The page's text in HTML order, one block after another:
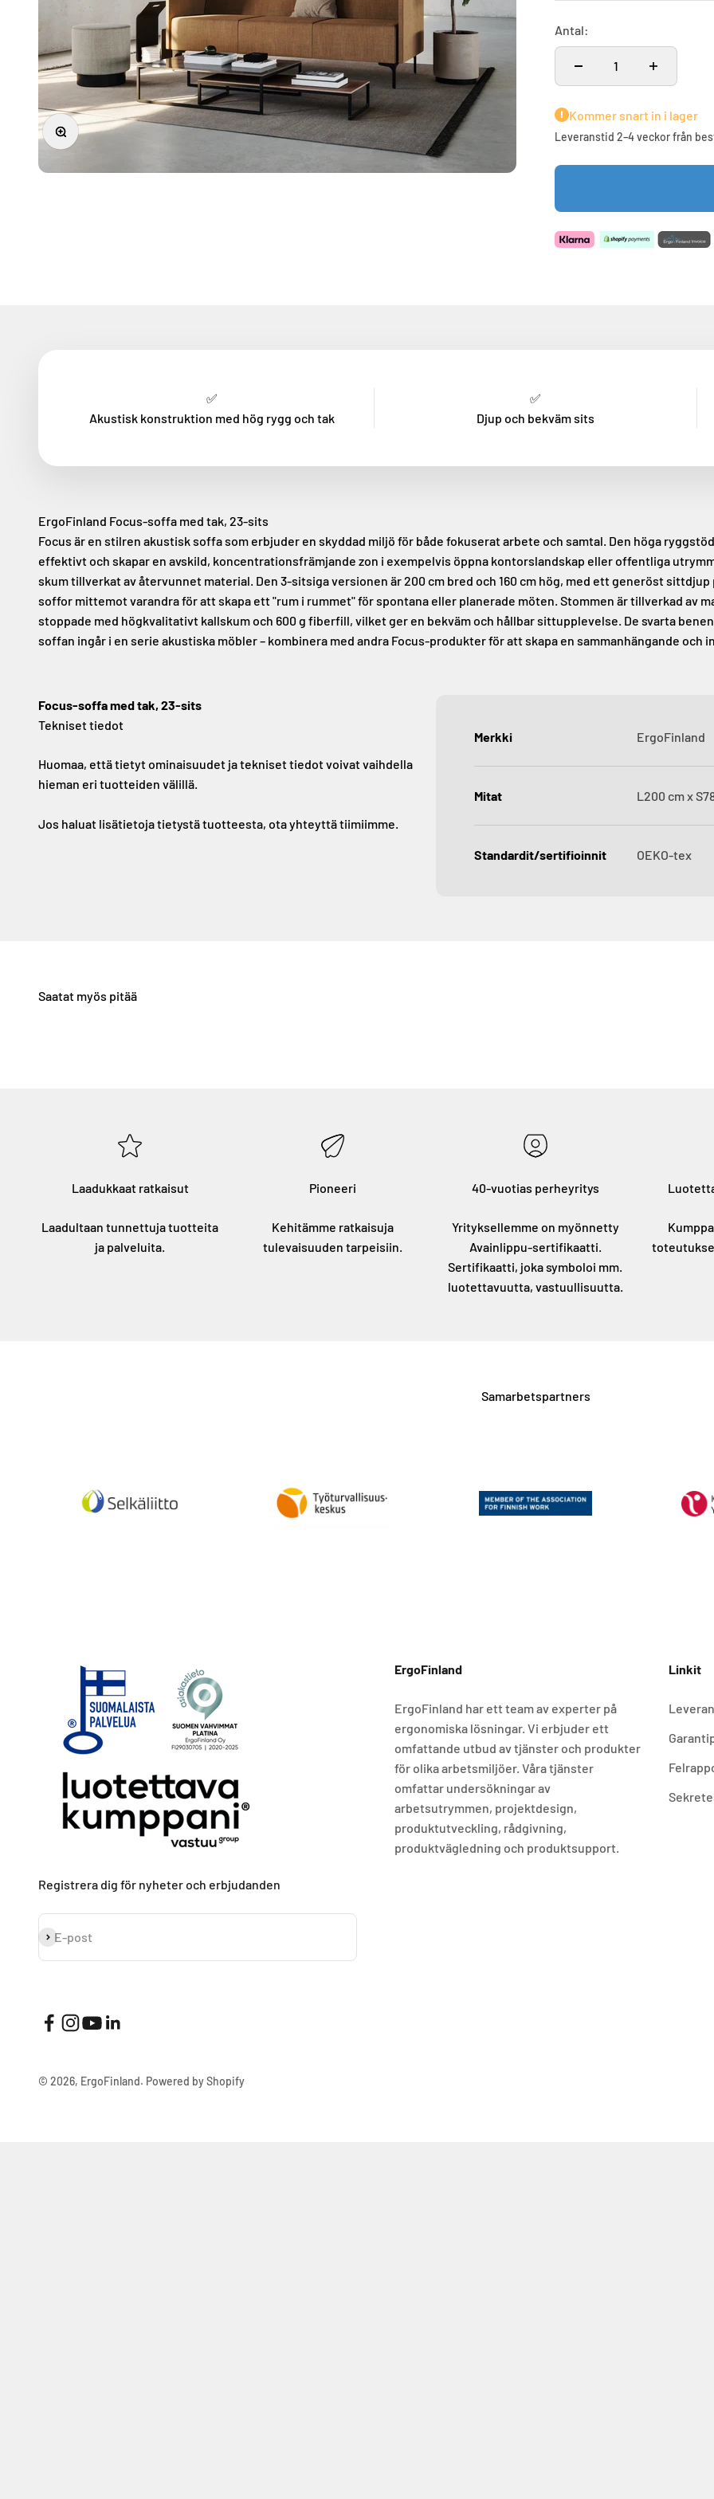
Zooma
Antal:
Kommer snart in i lager
Leveranstid 2–4 veckor från
✅
Akustisk konstruktion med hög rygg och tak
✅
Djup och bekväm sits
ErgoFinland Focus-soffa med tak, 23-sits
Focus är en stilren akustisk soffa som erbjuder en skyddad miljö för både fokuserat arbete och samtal. Den höga
effektivt och skapar en avskild, koncentrationsfrämjande zon i exempelvis öppna kontorslandskap eller offentliga
skum tillverkat av återvunnet material. Den 3-sitsiga versionen är 200 cm bred och 160 cm hög, med ett generöst
soffor mittemot varandra för att skapa ett "rum i rummet" för spontana eller planerade möten. Stommen är tillverkad av
stoppade med högkvalitativt kallskum och 600 g fiberfill, vilket ger en bekväm och hållbar sittupplevelse. De svarta
soffan ingår i en serie akustiska möbler – kombinera med andra Focus-produkter för att skapa en sammanhängande och
Focus-soffa med tak, 23-sits
Tekniset tiedot
Huomaa, että tietyt ominaisuudet ja tekniset tiedot voivat vaihdella
hieman eri tuotteiden välillä.
Jos haluat lisätietoja tietystä tuotteesta, ota yhteyttä tiimiimme.
Merkki ErgoFinland
Mitat L200 cm x
Standardit/sertifioinnit OEKO-tex
Laadukkaat ratkaisut
Laadultaan tunnettuja tuotteita
ja palveluita.
Pioneeri
Kehitämme ratkaisuja
tulevaisuuden tarpeisiin.
40-vuotias perheyritys
Yrityksellemme on myönnetty
Avainlippu-sertifikaatti.
Sertifikaatti, joka symboloi mm.
luotettavuutta, vastuullisuutta.
Samarbetspartners
Registrera dig för nyheter och erbjudanden
E-post
Prenumerera
ErgoFinland
ErgoFinland har ett team av experter på
ergonomiska lösningar. Vi erbjuder ett
omfattande utbud av tjänster och produkter
för olika arbetsmiljöer. Våra tjänster
omfattar undersökningar av
arbetsutrymmen, projektdesign,
produktutveckling, rådgivning,
produktvägledning och produktsupport.
Linkit
© 2026, ErgoFinland. Powered by Shopify